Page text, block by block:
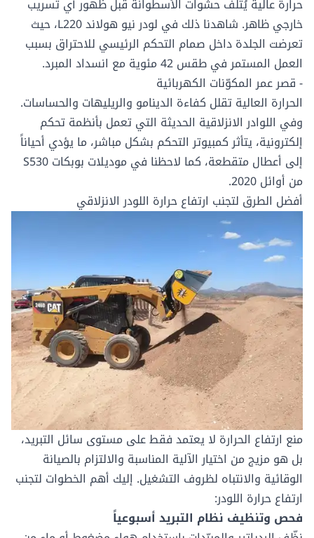
حرارة عالية يُتلف حشوات الأسطوانة قبل ظهور أي تسريب
خارجي ظاهر. شاهدنا ذلك في لودر نيو هولاند L220، حيث
تعرضت الجلدة داخل صمام التحكم الرئيسي للاحتراق بسبب
العمل المستمر في طقس 42 مئوية مع انسداد المبرد.
- قصر عمر المكوّنات الكهربائية
الحرارة العالية تقلل كفاءة الدينامو والريليهات والحساسات.
وفي اللوادر الانزلاقية الحديثة التي تعمل بأنظمة تحكم
إلكترونية، يتأثر كمبيوتر التحكم بشكل مباشر، ما يؤدي أحياناً
إلى أعطال متقطعة، كما لاحظنا في موديلات بوبكات S530
من أوائل 2020.
أفضل الطرق لتجنب ارتفاع حرارة اللودر الانزلاقي
منع ارتفاع الحرارة لا يعتمد فقط على مستوى سائل التبريد،
بل هو مزيج من اختيار الآلية المناسبة والالتزام بالصيانة
الوقائية والانتباه لظروف التشغيل. إليك أهم الخطوات لتجنب
ارتفاع حرارة اللودر:
فحص وتنظيف نظام التبريد أسبوعياً